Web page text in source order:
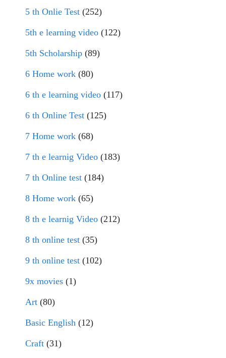
5 th Onlie Test (252)
5th e learning video (122)
5th Scholarship (89)
6 Home work (80)
6 th e learning video (117)
6 th Online Test (125)
7 Home work (68)
7 th e learnig Video (183)
7 th Online test (184)
8 Home work (65)
8 th e learnig Video (212)
8 th online test (35)
9 th online test (102)
9x movies (1)
Art (80)
Basic English (12)
Craft (31)